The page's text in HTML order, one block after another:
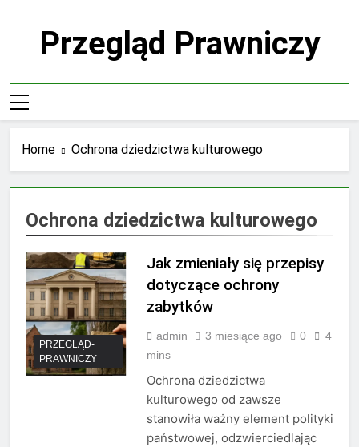
Przegląd Prawniczy
Home Ochrona dziedzictwa kulturowego
Ochrona dziedzictwa kulturowego
PRZEGLĄD-
PRAWNICZY
Jak zmieniały się przepisy
dotyczące ochrony
zabytków
admin 3 miesiące ago 0
4
mins
Ochrona dziedzictwa
kulturowego od zawsze
stanowiła ważny element polityki
państwowej, odzwierciedlając